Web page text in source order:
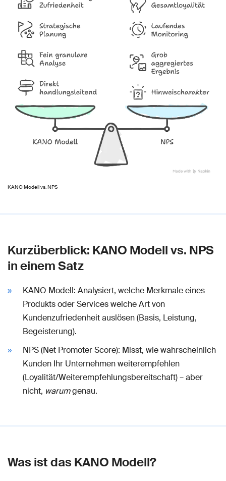
KANO Modell vs. NPS
Kurzüberblick: KANO Modell vs. NPS
in einem Satz
KANO Modell: Analysiert, welche Merkmale eines
Produkts oder Services welche Art von
Kundenzufriedenheit auslösen (Basis, Leistung,
Begeisterung).
NPS (Net Promoter Score): Misst, wie wahrscheinlich
Kunden Ihr Unternehmen weiterempfehlen
(Loyalität/Weiterempfehlungsbereitschaft) – aber
nicht, warumgenau.
Was ist das KANO Modell?